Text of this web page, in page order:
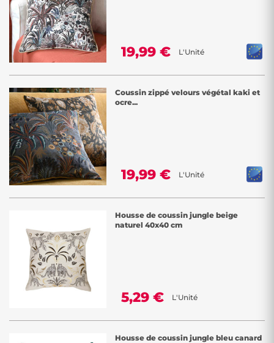
19,99 € L'Unité
Coussin zippé velours végétal kaki et
ocre...
19,99 € L'Unité
Housse de coussin jungle beige
naturel 40x40 cm
5,29 € L'Unité
Housse de coussin jungle bleu canard